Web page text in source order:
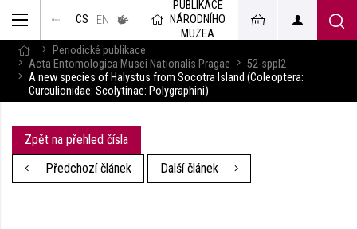
CS EN
v českém
jazyce
PUBLIKACE
NÁRODNÍHO
MUZEA
Periodické publikace
Acta Entomologica Musei Nationalis Pragae
52-sppl2
A new species of Halystus from Socotra Island (Coleoptera:
Curculionidae: Scolytinae: Polygraphini)
Zpět na přehled čísla
Předchozí článek
Další článek